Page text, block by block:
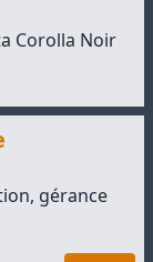
Corolla Noir
gérance